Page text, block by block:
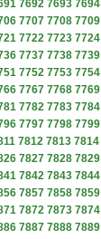
7692 7693 7694
7707 7708 7709
7722 7723 7724
7737 7738 7739
7752 7753 7754
7767 7768 7769
7782 7783 7784
7797 7798 7799
7812 7813 7814
7827 7828 7829
7842 7843 7844
7857 7858 7859
7872 7873 7874
7887 7888 7889